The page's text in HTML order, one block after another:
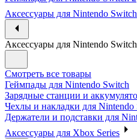
Аксессуары для Nintendo Switch
Аксессуары для Nintendo Switch
Смотреть все товары
Геймпады для Nintendo Switch
Зарядные станции и
Чехлы и накладки для Nintendo
Держатели и подставки для
Аксессуары для Xbox Series